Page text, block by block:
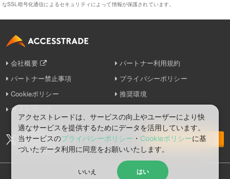
なSSL暗号化通信によるセキュリティによって情報が保護されています。
会社概要
パートナー利用規約
パートナー禁止事項
プライバシーポリシー
Cookieポリシー
推奨環境
サイトマップ
お問い合わせ
アクセストレードは、サービスの向上やユーザーにより快
適なサービスを提供するためにデータを活用しています。
当サービスのプライバシーポリシー ・ Cookieポリシーに基
づいたデータ利⽤に同意をお願いいたします。
いいえ はい